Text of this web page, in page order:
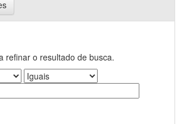
refinar o resultado de busca.